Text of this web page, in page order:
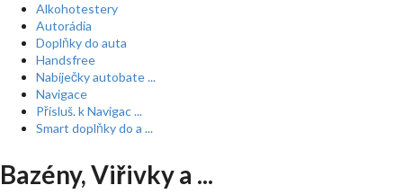
Alkohotestery
Autorádia
Doplňky do auta
Handsfree
Nabíječky autobate ...
Navigace
Přísluš. k Navigac ...
Smart doplňky do a ...
Bazény, Viřivky a ...